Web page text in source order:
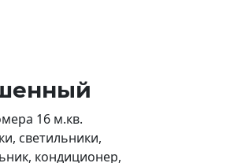
16 м.кв.
светильники,
кондиционер,